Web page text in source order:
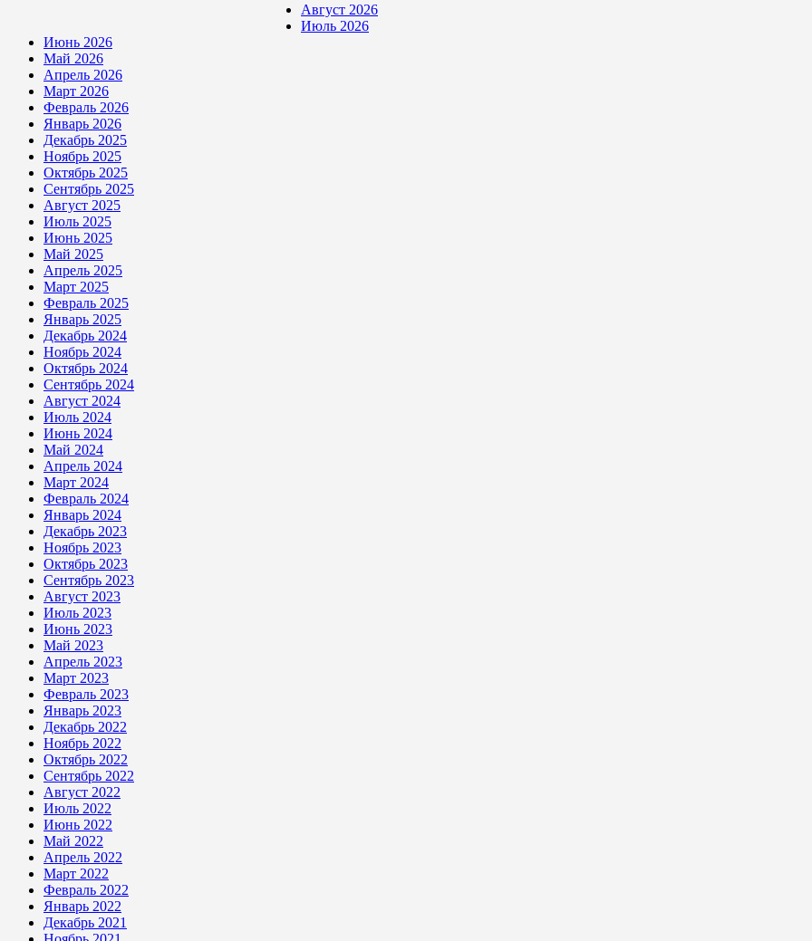
Август 2026
Июль 2026
Июнь 2026
Май 2026
Апрель 2026
Март 2026
Февраль 2026
Январь 2026
Декабрь 2025
Ноябрь 2025
Октябрь 2025
Сентябрь 2025
Август 2025
Июль 2025
Июнь 2025
Май 2025
Апрель 2025
Март 2025
Февраль 2025
Январь 2025
Декабрь 2024
Ноябрь 2024
Октябрь 2024
Сентябрь 2024
Август 2024
Июль 2024
Июнь 2024
Май 2024
Апрель 2024
Март 2024
Февраль 2024
Январь 2024
Декабрь 2023
Ноябрь 2023
Октябрь 2023
Сентябрь 2023
Август 2023
Июль 2023
Июнь 2023
Май 2023
Апрель 2023
Март 2023
Февраль 2023
Январь 2023
Декабрь 2022
Ноябрь 2022
Октябрь 2022
Сентябрь 2022
Август 2022
Июль 2022
Июнь 2022
Май 2022
Апрель 2022
Март 2022
Февраль 2022
Январь 2022
Декабрь 2021